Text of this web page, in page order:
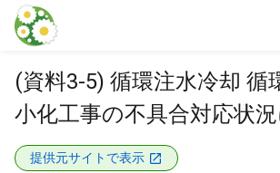
本文に飛ぶ
(資料3-5) 循環注水冷却 循
小化工事の不具合対応状
提供元サイトで表示